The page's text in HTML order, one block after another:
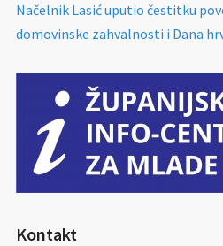
Načelnik Lasić uputio čestitku
domovinske zahvalnosti i Dana
Kontakt